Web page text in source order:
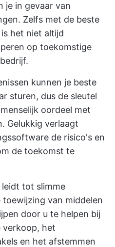
je in gevaar van
Zelfs met de beste
het niet altijd
op toekomstige
kunnen je beste
sturen, dus de sleutel
oordeel met
Gelukkig verlaagt
de risico's en
de toekomst te
tot slimme
toewijzing van middelen
door u te helpen bij
verkoop, het
en het afstemmen